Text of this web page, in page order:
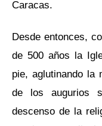
Caracas.
Desde entonces,
de 500 años la
pie, aglutinando la
de los augurios
descenso de la